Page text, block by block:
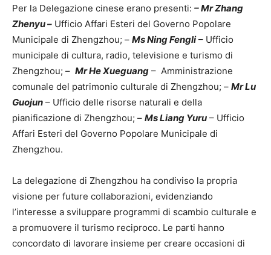
Per la Delegazione cinese erano presenti: – Mr Zhang
Zhenyu – Ufficio Affari Esteri del Governo Popolare
Municipale di Zhengzhou; – Ms Ning Fengli– Ufficio
municipale di cultura, radio, televisione e turismo di
Zhengzhou; – Mr He Xueguang – Amministrazione
comunale del patrimonio culturale di Zhengzhou; – Mr Lu
Guojun – Ufficio delle risorse naturali e della
pianificazione di Zhengzhou; – Ms Liang Yuru – Ufficio
Affari Esteri del Governo Popolare Municipale di
Zhengzhou.
La delegazione di Zhengzhou ha condiviso la propria
visione per future collaborazioni, evidenziando
l’interesse a sviluppare programmi di scambio culturale e
a promuovere il turismo reciproco. Le parti hanno
concordato di lavorare insieme per creare occasioni di